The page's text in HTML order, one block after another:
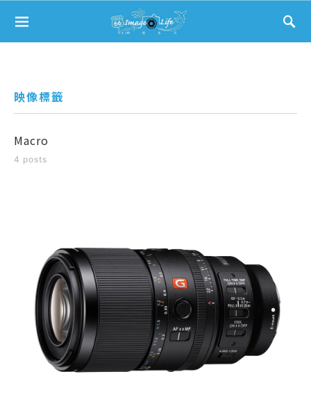
Search for:
映像標籤
Macro
4 posts